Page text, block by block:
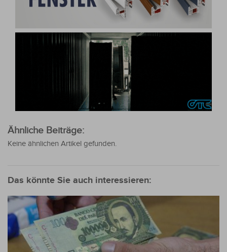
Ähnliche Beiträge:
Keine ähnlichen Artikel gefunden.
Das könnte Sie auch interessieren: